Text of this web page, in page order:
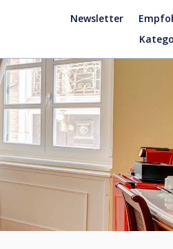
Newsletter